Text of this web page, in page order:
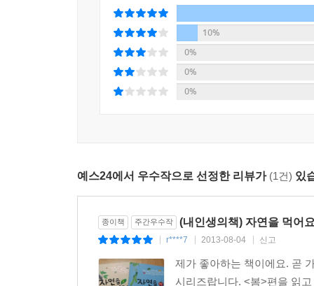
10%
0%
0%
0%
예스24에서 우수작으로 선정한 리뷰가 (1건) 있
종이책 주간우수작 (내인생의책) 자연을 먹어
r****7 2013-08-04 신고
제가 좋아하는 책이에요. 곧
시리즈랍니다. <봄>편을 읽